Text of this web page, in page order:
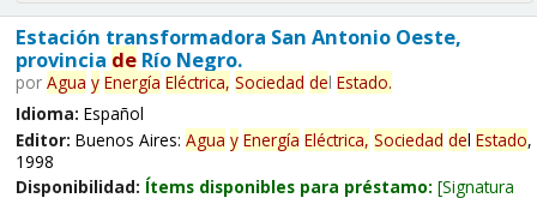
Estación transformadora San Antonio Oeste,
provincia deRío Negro.
por Agua y Energía Eléctrica, Sociedad del Estado.
Idioma: Español
Editor: Buenos Aires: Agua y Energía Eléctrica, Sociedad del Estado,
1998
Disponibilidad: Ítems disponibles para préstamo: Signatura